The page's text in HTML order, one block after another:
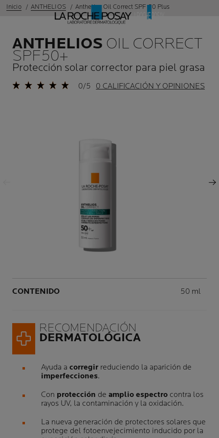
Inicio ANTHELIOS Anthelios Oil Correct SPF 50 Plus
ANTHELIOS OIL CORRECT
SPF50+
Protección solar corrector para piel grasa
0/5 0 CALIFICACIÓN Y OPINIONES
Panel siguiente
CONTENIDO Volume
50 ml
RECOMENDACIÓN
DERMATOLÓGICA
Ayuda a corregir reduciendo la aparición de
imperfecciones.
Con protección de amplio espectro contra los
rayos UV, la contaminación y la oxidación.
La nueva generación de protectores solares que
protege del fotoenvejecimiento inducido por la